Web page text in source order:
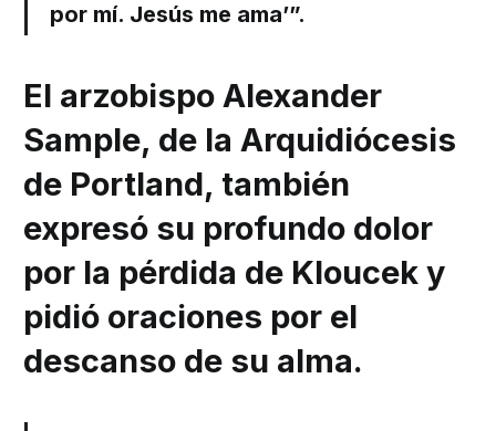
por mí. Jesús me ama’”.
El arzobispo Alexander
Sample, de la Arquidiócesis
de Portland, también
expresó su profundo dolor
por la pérdida de Kloucek y
pidió oraciones por el
descanso de su alma.